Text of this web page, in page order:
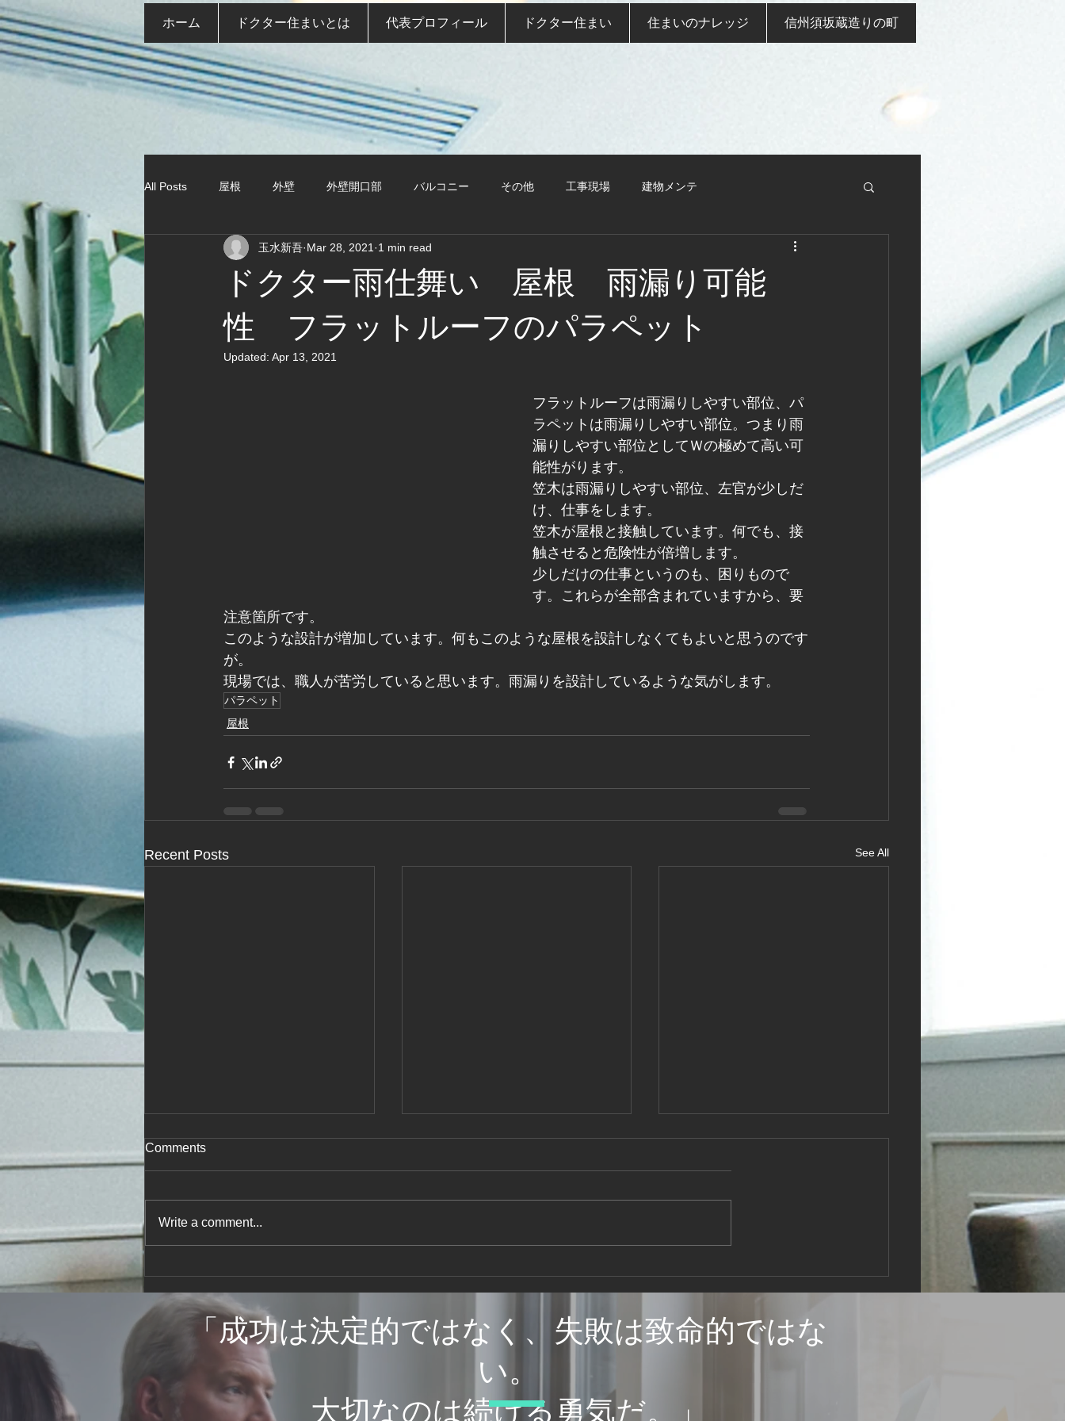
ホーム ドクター住まいとは 代表プロフィール ドクター住まい 住まいのナレッジ 信州須坂蔵造りの町
All Posts 屋根 外壁 外壁開口部 バルコニー その他 工事現場 建物メンテ
ドクター雨仕舞い 屋根 雨漏り可能
性 フラットルーフのパラペット
玉水新吾 Mar 28, 2021 1 min read
Updated: Apr 13, 2021
フラットルーフは雨漏りしやすい部位、パ
ラペットは雨漏りしやすい部位。つまり雨
漏りしやすい部位としてＷの極めて高い可
能性がります。
笠木は雨漏りしやすい部位、左官が少しだ
け、仕事をします。
笠木が屋根と接触しています。何でも、接
触させると危険性が倍増します。
少しだけの仕事というのも、困りもので
す。これらが全部含まれていますから、要
注意箇所です。
このような設計が増加しています。何もこのような屋根を設計しなくてもよいと思うのです
が。
現場では、職人が苦労していると思います。雨漏りを設計しているような気がします。
パラペット
屋根
Recent Posts See All
か
どうか
Comments
Write a comment...
© 2021by Beeplussystems
「 成功は決定的ではなく、失敗は致命的ではな
い。
​大切なのは続ける勇気だ。」